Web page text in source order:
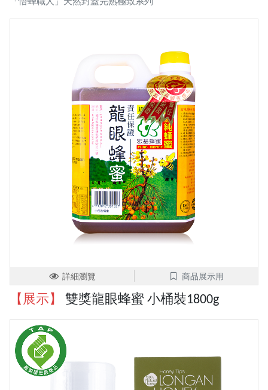
「悟蜂職人」天然封蓋完熟極致系列
詳細瀏覽 商品展示用
【展示】 雙獎龍眼蜂蜜 小桶裝1800g